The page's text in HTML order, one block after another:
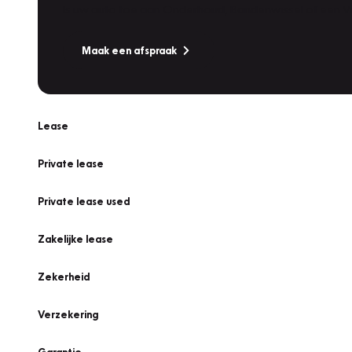
Maak een afspraak
Lease
Private lease
Private lease used
Zakelijke lease
Zekerheid
Verzekering